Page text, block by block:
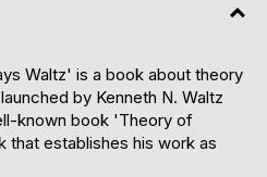
Waltz' is a book about theory
by Kenneth N. Waltz
known book 'Theory of
that establishes his work as